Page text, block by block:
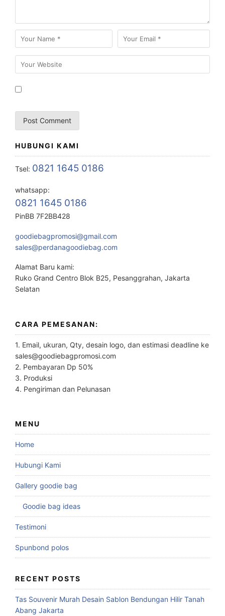
HUBUNGI KAMI
Tsel: 0821 1645 0186
whatsapp:
0821 1645 0186
PinBB 7F2BB428
goodiebagpromosi@gmail.com
sales@perdanagoodiebag.com
Alamat Baru kami:
Ruko Grand Centro Blok B25, Pesanggrahan, Jakarta
Selatan
CARA PEMESANAN:
1. Email, ukuran, Qty, desain logo, dan estimasi deadline ke
sales@goodiebagpromosi.com
2. Pembayaran Dp 50%
3. Produksi
4. Pengiriman dan Pelunasan
MENU
Home
Hubungi Kami
Gallery goodie bag
Goodie bag ideas
Testimoni
Spunbond polos
RECENT POSTS
Tas Souvenir Murah Desain Sablon Bendungan Hilir Tanah
Abang Jakarta